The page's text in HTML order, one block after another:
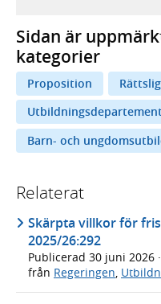
Sidan är
kategorier
Proposition
Barn- och
Relaterat
Skärpta villkor för
2025/26:292
Publicerad 30 juni 2026 ·
från Regeringen,